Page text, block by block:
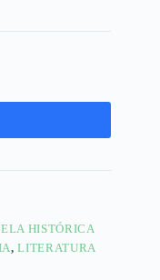
HISTÓRICA
,LITERATURA